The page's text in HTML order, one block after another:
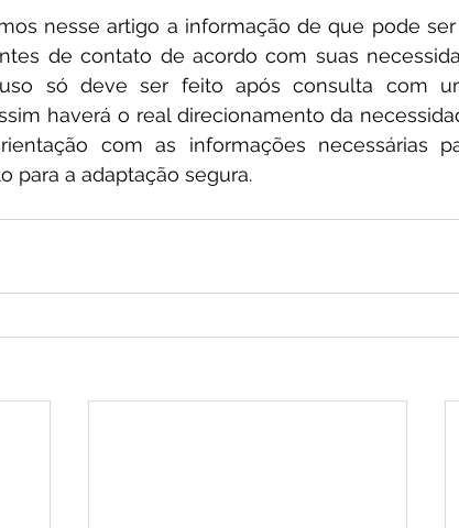
nesse artigo a informação de que pode
de contato de acordo com suas
só deve ser feito após consulta com
haverá o real direcionamento da
com as informações necessárias
para a adaptação segura.